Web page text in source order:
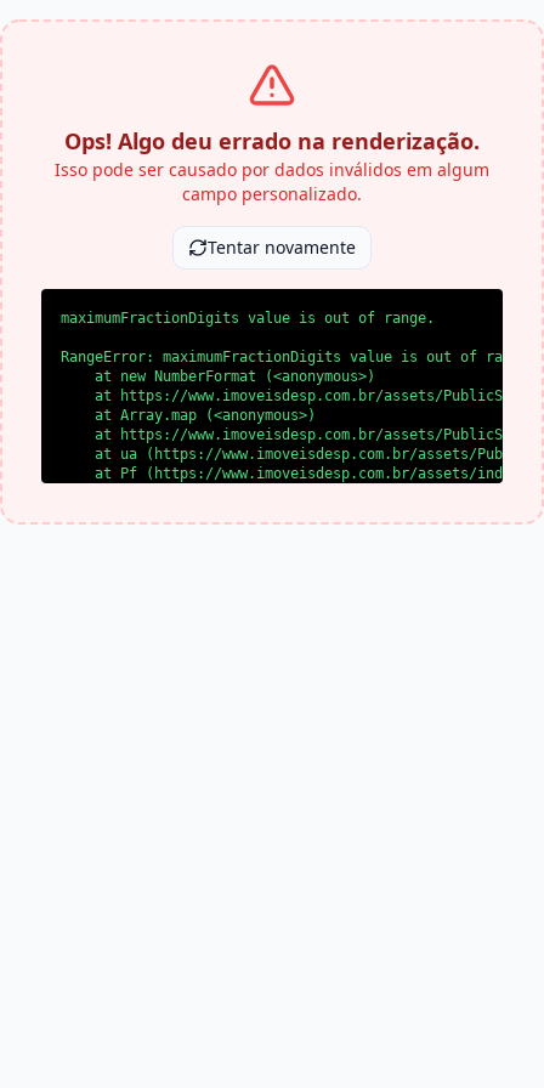
Ops! Algo deu errado na renderização.
Isso pode ser causado por dados inválidos em algum
campo personalizado.
Tentar novamente
maximumFractionDigits value is out of range.
RangeError: maximumFractionDigits value is out of range.
    at new NumberFormat (<anonymous>)
at https://www.imoveisdesp.com.br/assets/PublicSite-
    at Array.map (<anonymous>)
at https://www.imoveisdesp.com.br/assets/PublicSite-
at ua (https://www.imoveisdesp.com.br/assets/
at Pf (https://www.imoveisdesp.com.br/assets/index-
at ud (https://www.imoveisdesp.com.br/assets/index-
at d0 (https://www.imoveisdesp.com.br/assets/index-